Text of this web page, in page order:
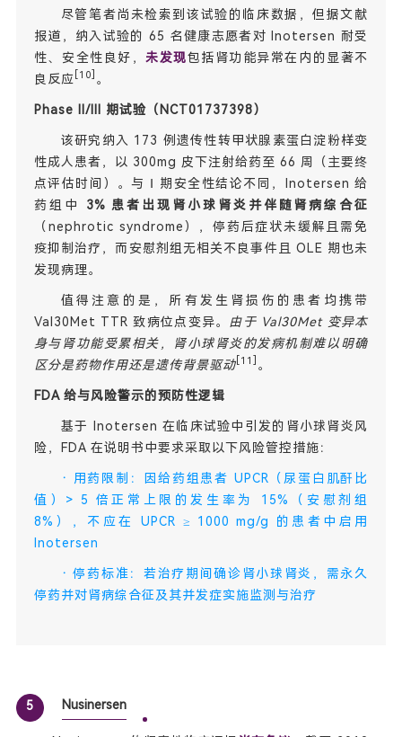
尽管笔者尚未检索到该试验的临床数据，但据文献
报道，纳入试验的 65 名健康志愿者对 Inotersen 耐受
性、安全性良好，未发现包括肾功能异常在内的显著不
良反应
[10] 。
Phase II/III 期试验（NCT01737398）
该研究纳入 173 例遗传性转甲状腺素蛋白淀粉样变
性成人患者，以 300mg 皮下注射给药至 66 周（主要终
点评估时间）。与 Ⅰ 期安全性结论不同，Inotersen 给
药组中 3% 患者出现肾小球肾炎并伴随肾病综合征
（nephrotic syndrome），停药后症状未缓解且需免
疫抑制治疗，而安慰剂组无相关不良事件且 OLE 期也未
发现病理。
值得注意的是，所有发生肾损伤的患者均携带
Val30Met TTR 致病位点变异。 由于 Val30Met 变异本
身与肾功能受累相关，肾小球肾炎的发病机制难以明确
区分是药物作用还是遗传背景驱动[11] 。
FDA 给与风险警示的预防性逻辑
基于 Inotersen 在临床试验中引发的肾小球肾炎风
险，FDA 在说明书中要求采取以下风险管控措施：
· 用药限制：因给药组患者 UPCR（尿蛋白肌酐比
值）> 5 倍正常上限的发生率为 15%（安慰剂组
8%），不应在 UPCR ≥ 1000 mg/g 的患者中启用
Inotersen
·停药标准：若治疗期间确诊肾小球肾炎，需永久
停药并对肾病综合征及其并发症实施监测与治疗
5 Nusinersen